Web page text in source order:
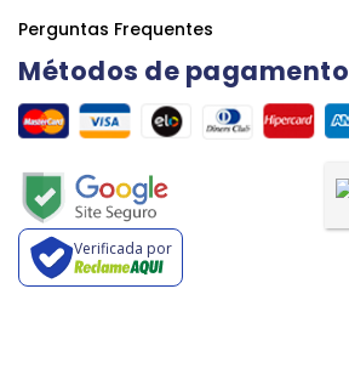
Perguntas Frequentes
Métodos de pagamento
Verificada por